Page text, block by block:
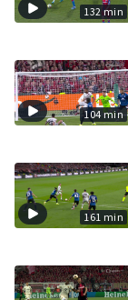
132 min
104 min
161 min